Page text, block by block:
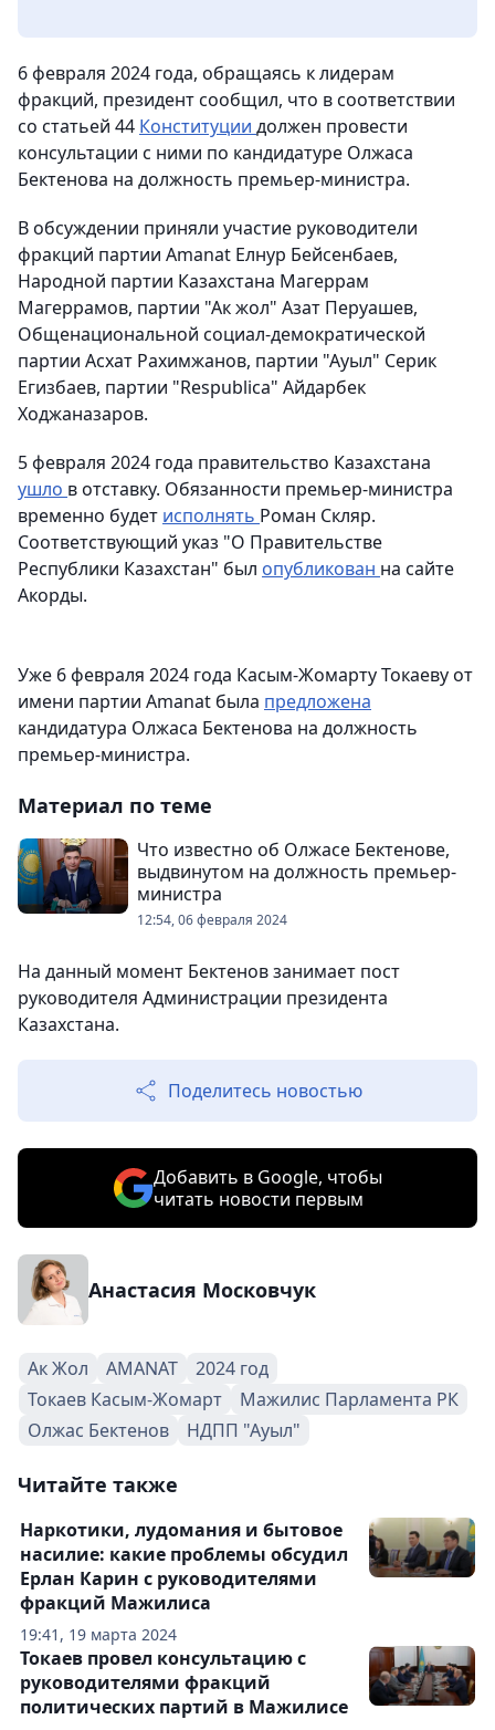
6 февраля 2024 года, обращаясь к лидерам
фракций, президент сообщил, что в соответствии
со статьей 44 Конституции должен провести
консультации с ними по кандидатуре Олжаса
Бектенова на должность премьер-министра.
В обсуждении приняли участие руководители
фракций партии Amanat Елнур Бейсенбаев,
Народной партии Казахстана Магеррам
Магеррамов, партии "Ак жол" Азат Перуашев,
Общенациональной социал-демократической
партии Асхат Рахимжанов, партии "Ауыл" Серик
Егизбаев, партии "Respublica" Айдарбек
Ходжаназаров.
5 февраля 2024 года правительство Казахстана
ушло в отставку. Обязанности премьер-министра
временно будет исполнять Роман Скляр.
Соответствующий указ "О Правительстве
Республики Казахстан" был опубликован на сайте
Акорды.
Уже 6 февраля 2024 года Касым-Жомарту Токаеву от
имени партии Amanat была предложена
кандидатура Олжаса Бектенова на должность
премьер-министра.
Материал по теме
Что известно об Олжасе Бектенове,
выдвинутом на должность премьер-
министра
12:54, 06 февраля 2024
На данный момент Бектенов занимает пост
руководителя Администрации президента
Казахстана.
Поделитесь новостью
Добавить в Google, чтобы
читать новости первым
Анастасия Московчук
Ак Жол AMANAT
2024 год
Токаев Касым-Жомарт
Мажилис Парламента РК
Олжас Бектенов
НДПП "Ауыл"
Читайте также
19:41, 19 марта 2024
Наркотики, лудомания и бытовое
насилие: какие проблемы обсудил
Ерлан Карин с руководителями
фракций Мажилиса
Токаев провел консультацию с
руководителями фракций
политических партий в Мажилисе